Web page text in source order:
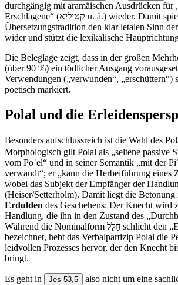
durchgängig mit aramäischen Ausdrücken für
Erschlagene“ (קטיליא u. ä.) wieder. Damit spiegelt die aramäische
Übersetzungstradition den klar letalen Sinn
Die Beleglage zeigt, dass in der großen
(über 90 %) ein tödlicher Ausgang
Verwendungen („verwunden“, „erschüttern“)
poetisch markiert.
Polal und die
Besonders aufschlussreich ist die Wahl des
Morphologisch gilt Polal als „seltene passive
vom Poʿel“ und in seiner Semantik „mit der
verwandt“; er „kann die Herbeiführung eines
wobei das Subjekt der Empfänger der
(Heiser/Setterholm). Damit liegt die Betonung
Erdulden des Geschehens: Der Knecht wird
Handlung, die ihn in den Zustand des
Während die Nominalform חָלָל schlicht den „Erschlagenen“
bezeichnet, hebt das Verbalpartizip Polal die
leidvollen Prozesses hervor, der den Knecht
bringt.
Es geht in Jes 53,5
also nicht um eine